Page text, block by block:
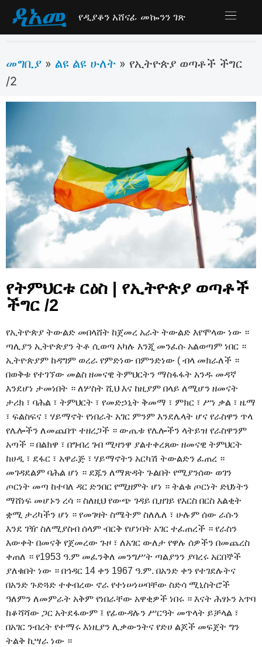
የዲያቆን አሸናፊ መኰንን ገጽ
መግቢያ » ልዩ ልዩ ሁለት » የኢትዮጵያ ወጣቶች ችግር
/2
የትምህርቱ ርዕስ | የኢትዮጵያ ወጣቶች
ችግር /2
የኢትዮጵያ ትውልድ መበላሸት ከጀመረ አራት ትውልድ እየሞላው ነው ።
ጣሊያን ኢትዮጵያን ትቶ ሲወጣ አካሉ እንጂ መንፈሱ አልወጣም ነበር ።
ኢትዮጵያም ከዳግም ወረራ የምድነው በምንድነው ( ብላ መክራለች ።
በወቅቱ የተገኘው መልስ ዘመናዊ ትምህርትን ማስፋፋት አንዱ መዳኛ
እንደሆነ ታመነበት ። ለሦስት ሺህ እና ከዚያም በላይ ለሚሆን ዘመናት
ታሪክ ፣ ባሕል ፣ ትምህርት ፣ የመድኃኒት ቅመማ ፣ ምክር ፣ ሥነ ቃል ፣ ዜማ
፣ ፍልስፍና ፣ ሃይማኖት የነበራት አገር ምንም እንደሌላት ሆና የራስዋን ጥላ
የሌሎችን ለመጨበጥ ተዘረጋች ። ውጤቱ የሌሎችን ላትይዝ የራስዋንም
አጣች ። በልክዋ ፣ በግብረ ገብ ሚዛንዋ ያልተቀረጸው ዘመናዊ ትምህርት
ከሀዲ ፣ ደፋር ፣ አዋራጅ ፣ ሃይማኖትን አርካሽ ትውልድን ፈጠረ ።
መገዳደልም ባሕል ሆነ ። ደጁን ለማጽዳት ጉልበት የሚያንሰው ወገን
ጦርነት መጣ ከተባለ ዳር ድንበር የሚዘምት ሆነ ። ትልቁ ጦርነት ድህነትን
ማሸነፍ መሆኑን ረሳ ። ስለዚህ የውጭ ገዳይ ቢዘገይ የእርስ በርስ እልቂት
ቋሚ ታሪካችን ሆነ ። የመገዛት ስሜትም ስለሌለ ፣ ሁሉም ሰው ራሱን
እንደ ገዥ ስለሚያስብ ሰላም ብርቅ የሆነባት አገር ተፈጠረች ። የራስን
እውቀት በመናቅ የጀመረው ጉዞ ፣ ለአገር ውለታ የዋሉ ሰዎችን በመጨረስ
ቀጠለ ። የ1953 ዓ.ም መፈንቅለ መንግሥት ጣልያንን ያባረሩ አርበኞች
ያለቁበት ነው ። በኅዳር 14 ቀን 1967 ዓ.ም. በአንድ ቀን የተገደሉትና
በአንድ ጉድጓድ ተቀብረው ኖራ የተነሠነሠባቸው ስድሳ ሚኒስትሮች
ዓለምን ለመምራት አቅም የነበራቸው አዋቂዎች ነበሩ ። እናት ሕፃኑን አጥባ
ከቆሻሻው ጋር አትደፋውም ፤ የፊውዳሉን ሥርዓት መጥላት ይቻላል ፣
በአገር ንብረት የተማሩ እነዚያን ሊቃውንትና የድሀ ልጆች መፍጀት ግን
ትልቅ ኪሣራ ነው ።